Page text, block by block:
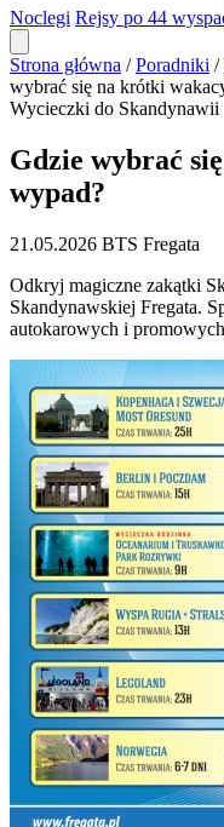
Noclegi Rejsy po 44
Strona główna / Poradniki /
wybrać się na krótki
Wycieczki do Skandynawii
Gdzie wybrać
wypad?
21.05.2026 BTS Fregata
Odkryj magiczne zakątki
Skandynawskiej Fregata.
autokarowych i